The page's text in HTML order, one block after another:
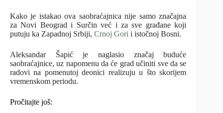
Kako je istakao ova saobraćajnica nije samo značajna
za Novi Beograd i Surčin već i za sve građane koji
putuju ka Zapadnoj Srbiji, Crnoj Gori i istočnoj Bosni.
Aleksandar Šapić je naglasio značaj buduće
saobraćajnice, uz napomenu da će grad učiniti sve da se
radovi na pomenutoj deonici realizuju u što skorijem
vremenskom periodu.
Pročitajte još: